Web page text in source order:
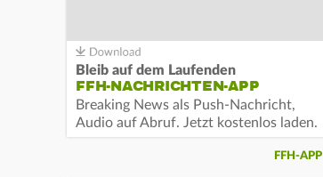
Bleib auf dem Laufenden
FFH-NACHRICHTEN-APP
Breaking News als Push-Nachricht,
Audio auf Abruf. Jetzt kostenlos laden.
FFH-APP